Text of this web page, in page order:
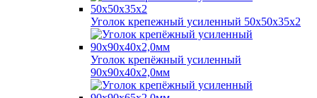
Уголок крепежный усиленный 50х50х35х2
Уголок крепёжный усиленный
90х90х40х2,0мм